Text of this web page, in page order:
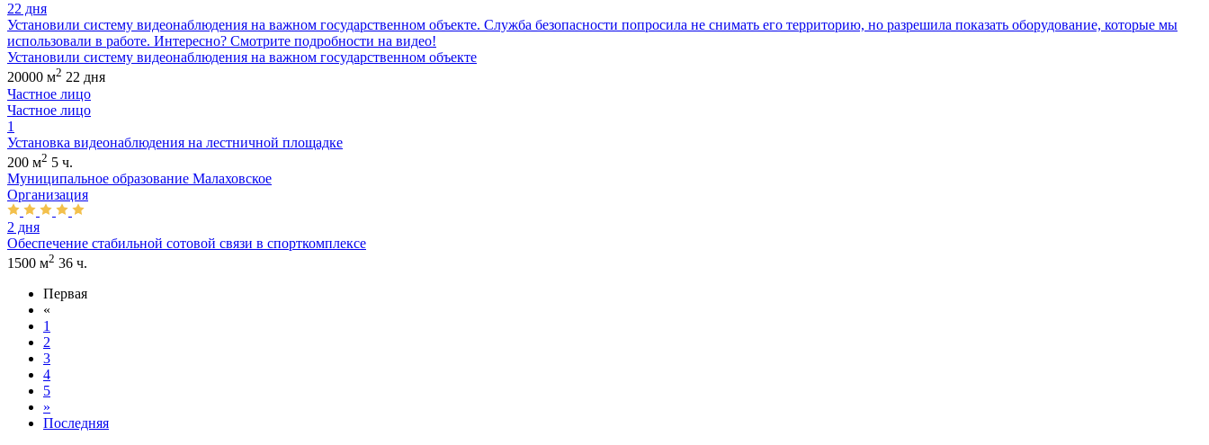
22 дня
Установили систему видеонаблюдения на важном государственном объекте. Служба безопасности попросила не снимать его территорию, но разрешила показать оборудование, которые мы
использовали в работе. Интересно? Смотрите подробности на видео!
Установили систему видеонаблюдения на важном государственном объекте
20000 м2 22 дня
Частное лицо
Частное лицо
1
Установка видеонаблюдения на лестничной площадке
200 м2 5 ч.
Муниципальное образование Малаховское
Организация
2 дня
Обеспечение стабильной сотовой связи в спорткомплексе
1500 м2 36 ч.
Первая
«
1
2
3
4
5
»
Последняя